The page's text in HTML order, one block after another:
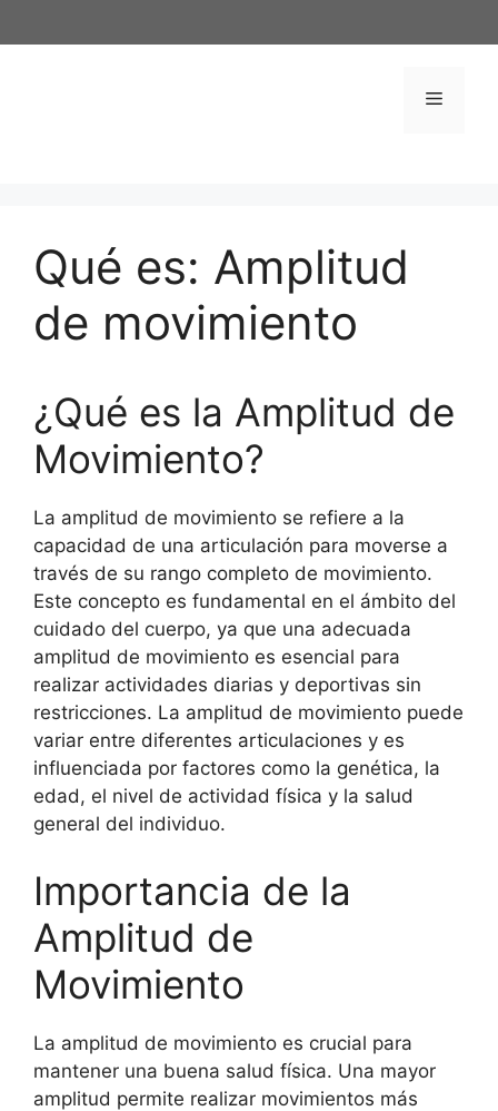
al
Menú
Qué es: Amplitud
de movimiento
¿Qué es la Amplitud de
Movimiento?
La amplitud de movimiento se refiere a la
capacidad de una articulación para moverse a
través de su rango completo de movimiento.
Este concepto es fundamental en el ámbito del
cuidado del cuerpo, ya que una adecuada
amplitud de movimiento es esencial para
realizar actividades diarias y deportivas sin
restricciones. La amplitud de movimiento puede
variar entre diferentes articulaciones y es
influenciada por factores como la genética, la
edad, el nivel de actividad física y la salud
general del individuo.
Importancia de la
Amplitud de
Movimiento
La amplitud de movimiento es crucial para
mantener una buena salud física. Una mayor
amplitud permite realizar movimientos más